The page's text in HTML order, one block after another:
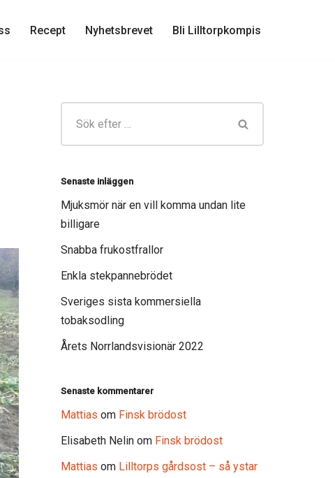
Recept Nyhetsbrevet Bli Lilltorpkompis
Senaste inläggen
Mjuksmör när en vill komma undan lite
billigare
Snabba frukostfrallor
Enkla stekpannebrödet
Sveriges sista kommersiella
tobaksodling
Årets Norrlandsvisionär 2022
Senaste kommentarer
Mattias om Finsk brödost
Elisabeth Nelin om Finsk brödost
Mattias om Lilltorps gårdsost – så ystar